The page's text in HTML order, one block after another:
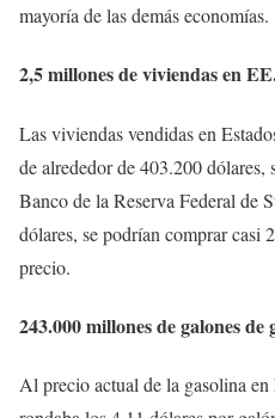
mayoría de las demás economías.
2,5 millones de viviendas en
Las viviendas vendidas en
de alrededor de 403.200 dólares,
Banco de la Reserva Federal de
dólares, se podrían comprar casi
precio.
243.000 millones de galones de
Al precio actual de la gasolina